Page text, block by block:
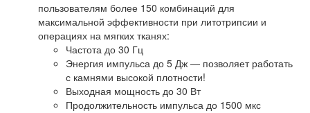
пользователям более 150 комбинаций для
максимальной эффективности при литотрипсии и
операциях на мягких тканях:
Частота до 30 Гц
Энергия импульса до 5 Дж — позволяет работать
с камнями высокой плотности!
Выходная мощность до 30 Вт
Продолжительность импульса до 1500 мкс